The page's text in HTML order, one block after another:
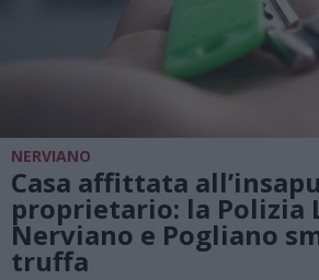
NERVIANO
Casa affittata
proprietario: la Polizia
Nerviano e Pogliano
truffa